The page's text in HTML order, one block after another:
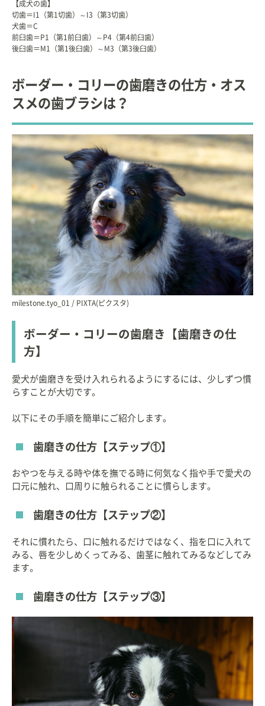
【成犬の歯】
切歯＝I1（第1切歯）～I3（第3切歯）
犬歯＝C
前臼歯＝P1（第1前臼歯）～P4（第4前臼歯）
後臼歯＝M1（第1後臼歯）～M3（第3後臼歯）
ボーダー・コリーの歯磨きの仕方・オス
スメの歯ブラシは？
milestone.tyo_01 / PIXTA(ピクスタ)
ボーダー・コリーの歯磨き【歯磨きの仕
方】
愛犬が歯磨きを受け入れられるようにするには、少しずつ慣
らすことが大切です。
以下にその手順を簡単にご紹介します。
歯磨きの仕方【ステップ①】
おやつを与える時や体を撫でる時に何気なく指や手で愛犬の
口元に触れ、口周りに触られることに慣らします。
歯磨きの仕方【ステップ②】
それに慣れたら、口に触れるだけではなく、指を口に入れて
みる、唇を少しめくってみる、歯茎に触れてみるなどしてみ
ます。
歯磨きの仕方【ステップ③】